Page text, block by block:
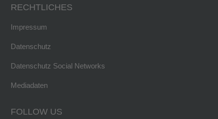
RECHTLICHES
Impressum
Datenschutz
Datenschutz Social Networks
Mediadaten
FOLLOW US